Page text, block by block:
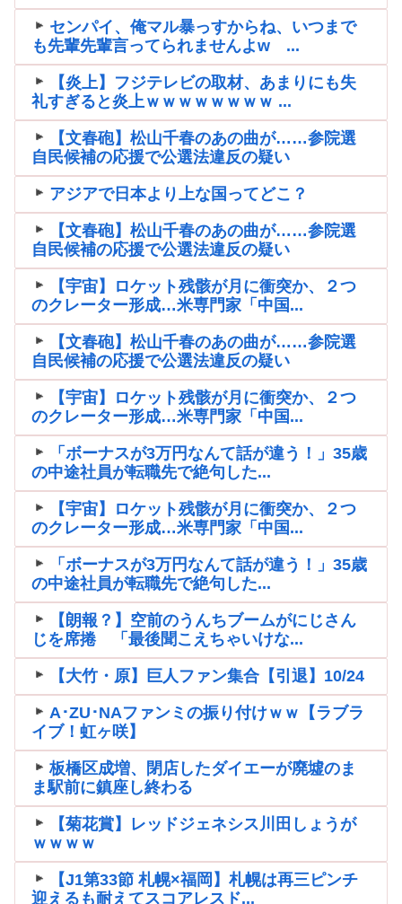
センパイ、俺マル暴っすからね、いつまで
も先輩先輩言ってられませんよw ...
【炎上】フジテレビの取材、あまりにも失
礼すぎると炎上ｗｗｗｗｗｗｗｗ ...
【文春砲】松山千春のあの曲が……参院選
自民候補の応援で公選法違反の疑い
アジアで日本より上な国ってどこ？
【文春砲】松山千春のあの曲が……参院選
自民候補の応援で公選法違反の疑い
【宇宙】ロケット残骸が月に衝突か、２つ
のクレーター形成…米専門家「中国...
【文春砲】松山千春のあの曲が……参院選
自民候補の応援で公選法違反の疑い
【宇宙】ロケット残骸が月に衝突か、２つ
のクレーター形成…米専門家「中国...
「ボーナスが3万円なんて話が違う！」35歳
の中途社員が転職先で絶句した...
【宇宙】ロケット残骸が月に衝突か、２つ
のクレーター形成…米専門家「中国...
「ボーナスが3万円なんて話が違う！」35歳
の中途社員が転職先で絶句した...
【朗報？】空前のうんちブームがにじさん
じを席捲 「最後聞こえちゃいけな...
【大竹・原】巨人ファン集合【引退】10/24
A･ZU･NAファンミの振り付けｗｗ【ラブラ
イブ！虹ヶ咲】
板橋区成増、閉店したダイエーが廃墟のま
ま駅前に鎮座し終わる
【菊花賞】レッドジェネシス川田しょうが
ｗｗｗｗ
【J1第33節 札幌×福岡】札幌は再三ピンチ
迎えるも耐えてスコアレスド...